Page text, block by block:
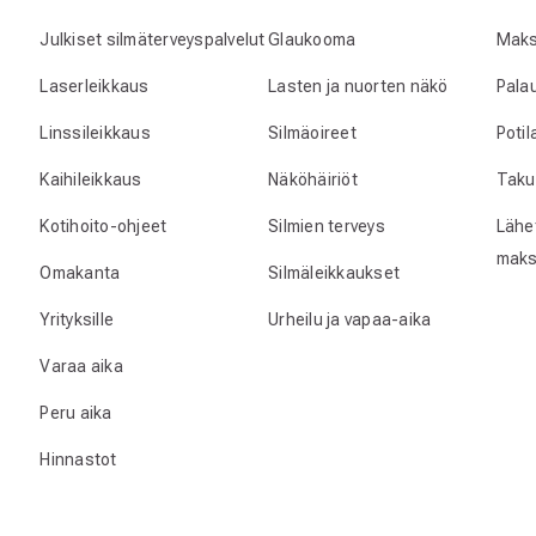
Julkiset silmäterveyspalvelut
Laserleikkaus
Linssileikkaus
Kaihileikkaus
Kotihoito-ohjeet
Omakanta
Yrityksille
Varaa aika
Peru aika
Hinnastot
Glaukooma
Lasten ja nuorten näkö
Silmäoireet
Näköhäiriöt
Silmien terveys
Silmäleikkaukset
Urheilu ja vapaa-aika